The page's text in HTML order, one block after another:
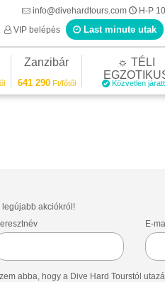
info@divehardtours.com H-P
VIP belépés
Last minute utak
Zanzibár
641 290Ft/főtől
☼ TÉLI
Közvetlen
legújabb akciókról!
E-
abba, hogy a Dive Hard Tourstól